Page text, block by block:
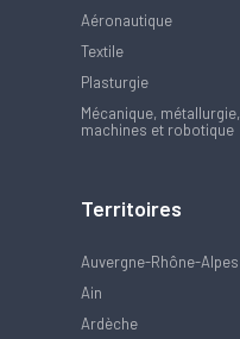
Aéronautique
Textile
Plasturgie
Mécanique, métallurgie,
machines et robotique
Territoires
Auvergne-Rhône-Alpes
Ain
Ardèche